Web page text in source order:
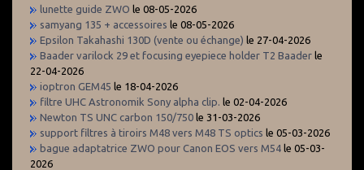
lunette guide ZWO le 08-05-2026
samyang 135 + accessoires le 08-05-2026
Epsilon Takahashi 130D (vente ou échange) le 27-04-2026
Baader varilock 29 et focusing eyepiece holder T2 Baader le
22-04-2026
ioptron GEM45 le 18-04-2026
filtre UHC Astronomik Sony alpha clip. le 02-04-2026
Newton TS UNC carbon 150/750 le 31-03-2026
support filtres à tiroirs M48 vers M48 TS optics le 05-03-2026
bague adaptatrice ZWO pour Canon EOS vers M54 le 05-03-
2026